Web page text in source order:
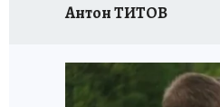
Антон ТИТОВ